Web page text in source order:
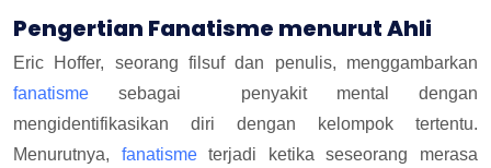
Pengertian Fanatisme menurut Ahli
Eric Hoffer, seorang filsuf dan penulis, menggambarkan
fanatisme sebagai penyakit mental dengan
mengidentifikasikan diri dengan kelompok tertentu.
Menurutnya, fanatismeterjadi ketika seseorang merasa